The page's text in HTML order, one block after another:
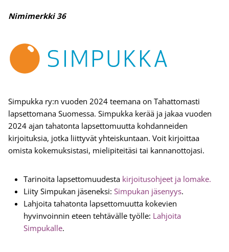
Nimimerkki 36
Simpukka ry:n vuoden 2024 teemana on Tahattomasti
lapsettomana Suomessa. Simpukka kerää ja jakaa vuoden
2024 ajan tahatonta lapsettomuutta kohdanneiden
kirjoituksia, jotka liittyvät yhteiskuntaan. Voit kirjoittaa
omista kokemuksistasi, mielipiteitäsi tai kannanottojasi.
Tarinoita lapsettomuudesta kirjoitusohjeet ja lomake.
Liity Simpukan jäseneksi: Simpukan jäsenyys.
Lahjoita tahatonta lapsettomuutta kokevien
hyvinvoinnin eteen tehtävälle työlle: Lahjoita
Simpukalle.